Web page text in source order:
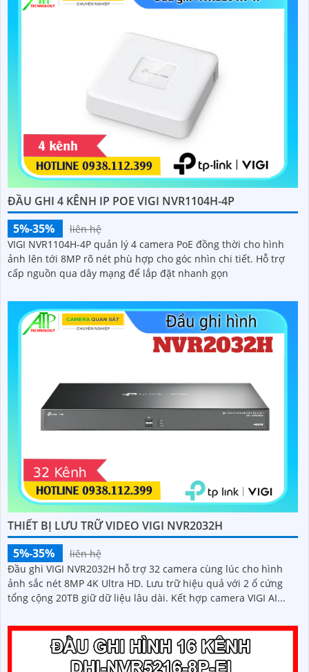
ĐẦU GHI IP 16 DS-7716NXI-K4(D)
13,230,000 ₫
Đầu ghi Hikvision DS-7716NXI-K4(D) hỗ trợ 16 kênh camera với
độ phân giải tối đa 12MP, tích hợp 16 cổng POE trực tiếp trên
đầu ghi. Ngoài ra mẫu đầu ghi này cũng hỗ trợ 4 ổ cứng tối đa
10TB/ổ, 16 kênh phát hiện người/phương tiện cùng nhận diện
khuôn mặt thông minh
ĐẦU GHI 4 KÊNH IP POE VIGI NVR1104H-4P
VIGI NVR1104H-4P quản lý 4 camera PoE đồng thời cho hình
ảnh lên tới 8MP rõ nét phù hợp cho góc nhìn chi tiết. Hỗ trợ
cấp nguồn qua dây mạng để lắp đặt nhanh gọn